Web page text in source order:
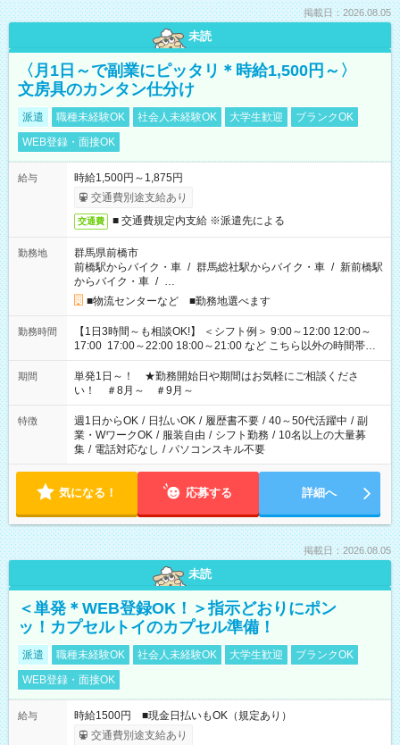
掲載日：2026.08.05
未読
〈月1日～で副業にピッタリ＊時給1,500円～〉
文房具のカンタン仕分け
派遣 職種未経験OK 社会人未経験OK 大学生歓迎
ブランクOK
WEB登録・面接OK
給与
時給1,500円～1,875円
交通費別途支給あり
交通費 ■ 交通費規定内支給 ※派遣先による
勤務地
群馬県前橋市
前橋駅からバイク・車 / 群馬総社駅からバイク・車 / 新前橋駅
からバイク・車 / …
■物流センターなど ■勤務地選べます
勤務時間
【1日3時間～も相談OK!】 ＜シフト例＞ 9:00～12:00 12:00～
17:00 17:00～22:00 18:00～21:00 など こちら以外の時間帯も
お気軽にご相談ください！
期間
単発1日～！ ★勤務開始日や期間はお気軽にご相談くださ
い！ ＃8月～ ＃9月～
特徴 週1日からOK / 日払いOK / 履歴書不要 / 40～50代活躍中 / 副
業・WワークOK / 服装自由 / シフト勤務 / 10名以上の大量募
集 / 電話対応なし / パソコンスキル不要
気になる！ 応募する 詳細へ
掲載日：2026.08.05
未読
＜単発＊WEB登録OK！＞指示どおりにポン
ッ！カプセルトイのカプセル準備！
派遣 職種未経験OK 社会人未経験OK 大学生歓迎
ブランクOK
WEB登録・面接OK
給与
時給1500円 ■現金日払いもOK（規定あり）
交通費別途支給あり